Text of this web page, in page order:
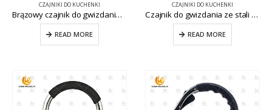
CZAJNIKI DO KUCHENKI
Brązowy czajnik do gwizdania ze stali nierdzewnej z drewnianą rączką CW-T030-1
READ MORE
CZAJNIKI DO KUCHENKI
Czajnik do gwizdania ze stali nierdzewnej CW-T051-1
READ MORE